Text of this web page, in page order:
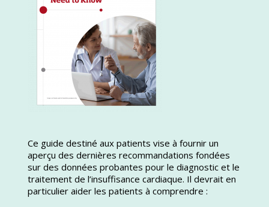
Ce guide destiné aux patients vise à fournir un
aperçu des dernières recommandations fondées
sur des données probantes pour le diagnostic et le
traitement de l’insuffisance cardiaque. Il devrait en
particulier aider les patients à comprendre :